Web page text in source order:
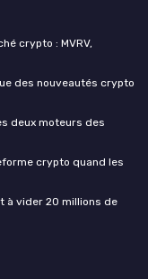
crypto : MVRV,
des nouveautés crypto
deux moteurs des
crypto quand les
à vider 20 millions de